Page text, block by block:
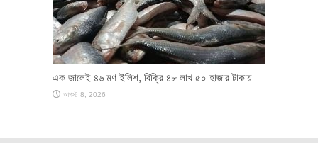
এক জালেই ৪৬ মণ ইলিশ, বিক্রি ৪৮ লাখ ৫০ হাজার টাকায়
আগস্ট 8, 2026